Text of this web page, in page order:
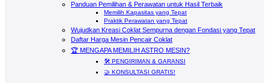
Panduan Pemilihan & Perawatan untuk Hasil Terbaik
Memilih Kapasitas yang Tepat
Praktik Perawatan yang Tepat
Wujudkan Kreasi Coklat Sempurna dengan Fondasi yang Tepat
Daftar Harga Mesin Pencair Coklat
🏆 MENGAPA MEMILIH ASTRO MESIN?
🛠️ PENGIRIMAN & GARANSI
🤝 KONSULTASI GRATIS!